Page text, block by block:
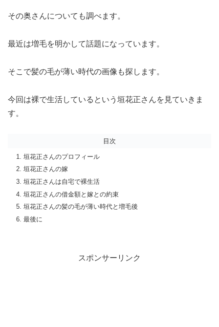
その奥さんについても調べます。
最近は増毛を明かして話題になっています。
そこで髪の毛が薄い時代の画像も探します。
今回は裸で生活しているという垣花正さんを見ていきま
す。
目次
垣花正さんのプロフィール
垣花正さんの嫁
垣花正さんは自宅で裸生活
垣花正さんの借金額と嫁との約束
垣花正さんの髪の毛が薄い時代と増毛後
最後に
スポンサーリンク